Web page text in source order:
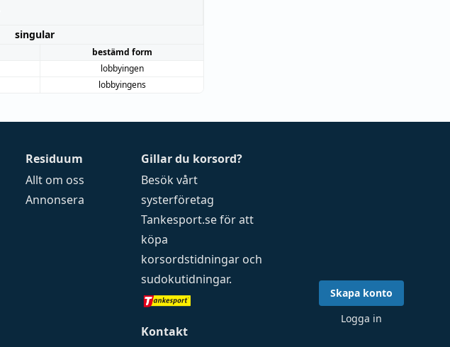
singular
bestämd form
lobbyingen
lobbyingens
Residuum
Allt om oss
Annonsera
Gillar du korsord?
Besök vårt
systerföretag
Tankesport.seför att
köpa
korsordstidningar och
sudokutidningar.
Kontakt
Skapa konto
Logga in